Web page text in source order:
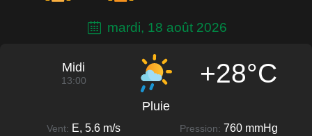
mardi, 18 août 2026
Midi
13:00 +28°C
Pluie
Vent: E, 5.6 m/s Pression: 760 mmHg